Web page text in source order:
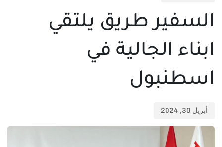
السفير طريق يلتقي
ابناء الجالية في
اسطنبول
أبريل 30, 2024